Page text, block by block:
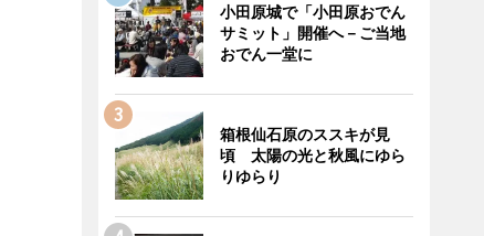
小田原城で「小田原おでん
サミット」開催へ－ご当地
おでん一堂に
箱根仙石原のススキが見
頃 太陽の光と秋風にゆら
りゆらり